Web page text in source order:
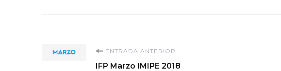
Navegación
ENTRADA ANTERIOR
IFP Marzo IMIPE 2018